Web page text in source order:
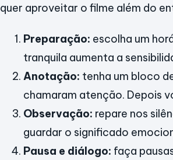
quer aproveitar o filme além do
Preparação: escolha um
tranquila aumenta a
Anotação: tenha um bloco
chamaram atenção. Depois
Observação: repare nos
guardar o significado
Pausa e diálogo: faça